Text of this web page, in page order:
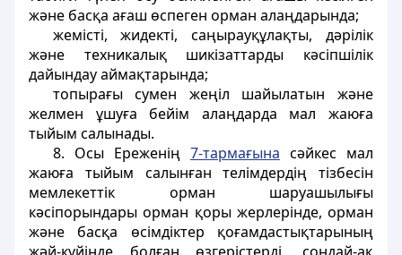
және басқа ағаш өспеген орман алаңдарында;
жемiстi, жидектi, саңырауқұлақты, дәрiлiк
және техникалық шикiзаттарды кәсiпшiлiк
дайындау аймақтарында;
топырағы сумен жеңiл шайылатын және
желмен ұшуға бейiм алаңдарда мал жаюға
тыйым салынады.
8. Осы Ереженiң 7-тармағына сәйкес мал
жаюға тыйым салынған телiмдердiң тiзбесiн
мемлекеттік орман шаруашылығы
кәсiпорындары орман қоры жерлерiнде, орман
және басқа өсiмдiктер қоғамдастықтарының